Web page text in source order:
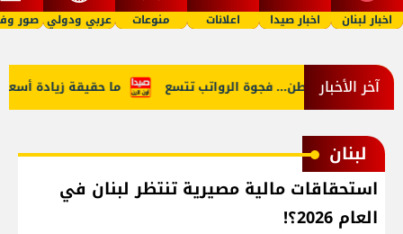
اخبار لبنان اخبار صيدا اعلانات منوعات عربي ودولي صور
آخر الأخبار ما حقيقة زيادة أسعار والمواطن... فجوة الرواتب تتسع
لبنان
استحقاقات مالية مصيرية تنتظر لبنان في
العام 2026؟!